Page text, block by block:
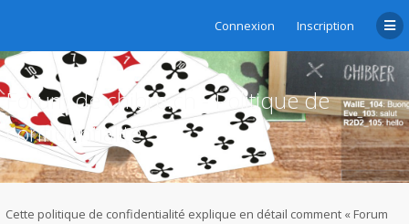
Connexion Inscription
Forum de chibre.ch - Politique de
confidentialité
Cette politique de confidentialité explique en détail comment « Forum